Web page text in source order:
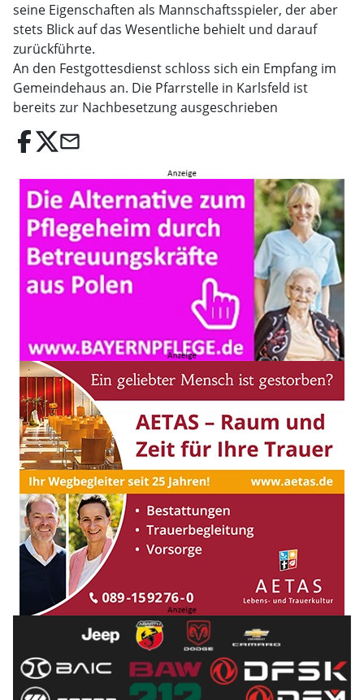
seine Eigenschaften als Mannschaftsspieler, der aber
stets Blick auf das Wesentliche behielt und darauf
zurückführte.
An den Festgottesdienst schloss sich ein Empfang im
Gemeindehaus an. Die Pfarrstelle in Karlsfeld ist
bereits zur Nachbesetzung ausgeschrieben
email